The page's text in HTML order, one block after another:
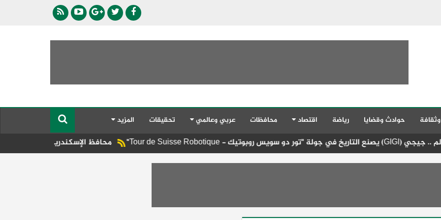
حوادث وقضايا رياضة اقتصاد محافظات عربي وعالمي تحقيقات المزيد
محافظ الإسكندرية يوجه برفع الإشغالات